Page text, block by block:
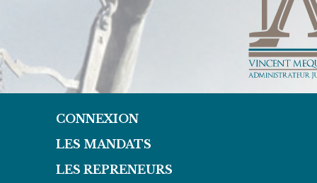
CONNEXION
LES MANDATS
LES REPRENEURS